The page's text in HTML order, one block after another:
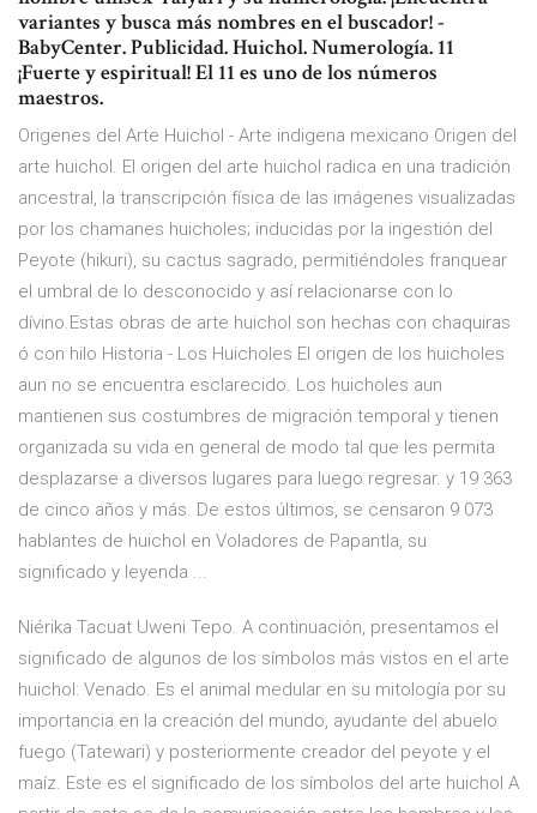
variantes y busca más nombres en el buscador! -
BabyCenter. Publicidad. Huichol. Numerología. 11
¡Fuerte y espiritual! El 11 es uno de los números
maestros.
Origenes del Arte Huichol - Arte indigena mexicano Origen del
arte huichol. El origen del arte huichol radica en una tradición
ancestral, la transcripción física de las imágenes visualizadas
por los chamanes huicholes; inducidas por la ingestión del
Peyote (hikuri), su cactus sagrado, permitiéndoles franquear
el umbral de lo desconocido y así relacionarse con lo
dívino.Estas obras de arte huichol son hechas con chaquiras
ó con hilo Historia - Los Huicholes El origen de los huicholes
aun no se encuentra esclarecido. Los huicholes aun
mantienen sus costumbres de migración temporal y tienen
organizada su vida en general de modo tal que les permita
desplazarse a diversos lugares para luego regresar. y 19 363
de cinco años y más. De estos últimos, se censaron 9 073
hablantes de huichol en Voladores de Papantla, su
significado y leyenda ...
Niérika Tacuat Uweni Tepo. A continuación, presentamos el
significado de algunos de los símbolos más vistos en el arte
huichol: Venado. Es el animal medular en su mitología por su
importancia en la creación del mundo, ayudante del abuelo
fuego (Tatewari) y posteriormente creador del peyote y el
maíz. Este es el significado de los símbolos del arte huichol A